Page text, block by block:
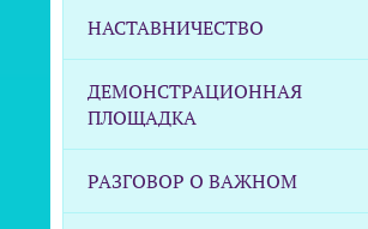
НАСТАВНИЧЕСТВО
ДЕМОНСТРАЦИОННАЯ
ПЛОЩАДКА
РАЗГОВОР О ВАЖНОМ